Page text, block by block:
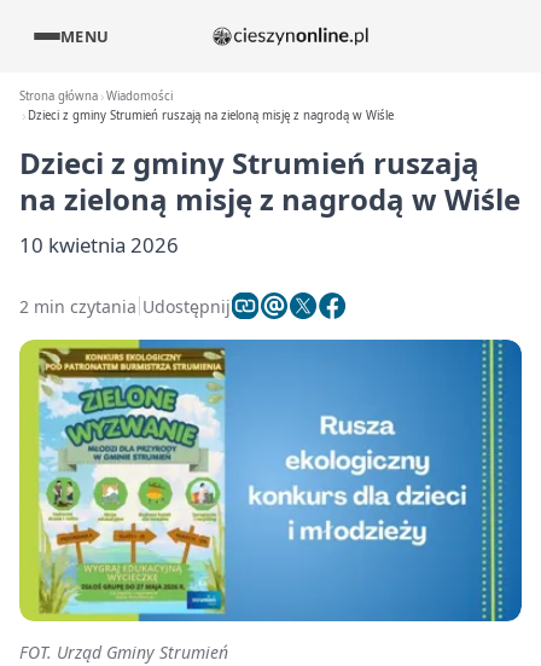
MENU
Strona główna Wiadomości
Dzieci z gminy Strumień ruszają na zieloną misję z nagrodą w Wiśle
Dzieci z gminy Strumień ruszają
na zieloną misję z nagrodą w Wiśle
10 kwietnia 2026
2 min czytania Udostępnij
FOT. Urząd Gminy Strumień